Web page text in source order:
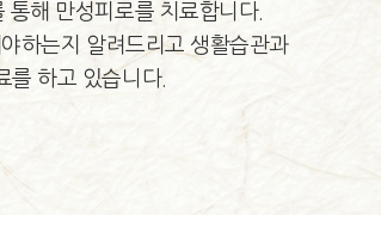
해 만성피로를 치료합니다.
하는지 알려드리고 생활습관과
를 하고 있습니다.